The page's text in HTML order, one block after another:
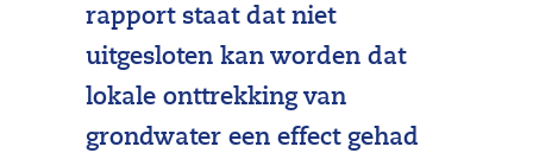
rapport staat dat niet
uitgesloten kan worden dat
lokale onttrekking van
grondwater een effect gehad